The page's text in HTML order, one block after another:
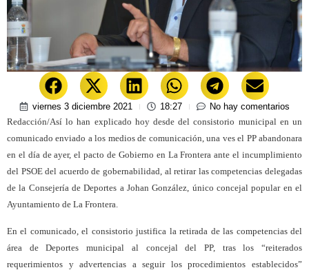
viernes 3 diciembre 2021 18:27
No hay comentarios
Redacción/Así lo han explicado hoy desde del consistorio municipal en un
comunicado enviado a los medios de comunicación, una ves el PP abandonara
en el día de ayer, el pacto de Gobierno en La Frontera ante el incumplimiento
del PSOE del acuerdo de gobernabilidad, al retirar las competencias delegadas
de la Consejería de Deportes a Johan González, único concejal popular en el
Ayuntamiento de La Frontera.
En el comunicado, el consistorio justifica la retirada de las competencias del
área de Deportes municipal al concejal del PP, tras los “reiterados
requerimientos y advertencias a seguir los procedimientos establecidos”